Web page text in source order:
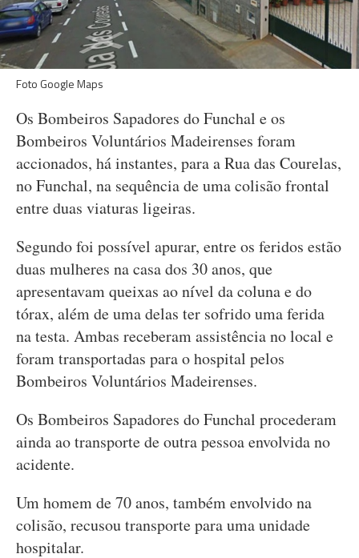
Foto Google Maps
Os Bombeiros Sapadores do Funchal e os
Bombeiros Voluntários Madeirenses foram
accionados, há instantes, para a Rua das Courelas,
no Funchal, na sequência de uma colisão frontal
entre duas viaturas ligeiras.
Segundo foi possível apurar, entre os feridos estão
duas mulheres na casa dos 30 anos, que
apresentavam queixas ao nível da coluna e do
tórax, além de uma delas ter sofrido uma ferida
na testa. Ambas receberam assistência no local e
foram transportadas para o hospital pelos
Bombeiros Voluntários Madeirenses.
Os Bombeiros Sapadores do Funchal procederam
ainda ao transporte de outra pessoa envolvida no
acidente.
Um homem de 70 anos, também envolvido na
colisão, recusou transporte para uma unidade
hospitalar.